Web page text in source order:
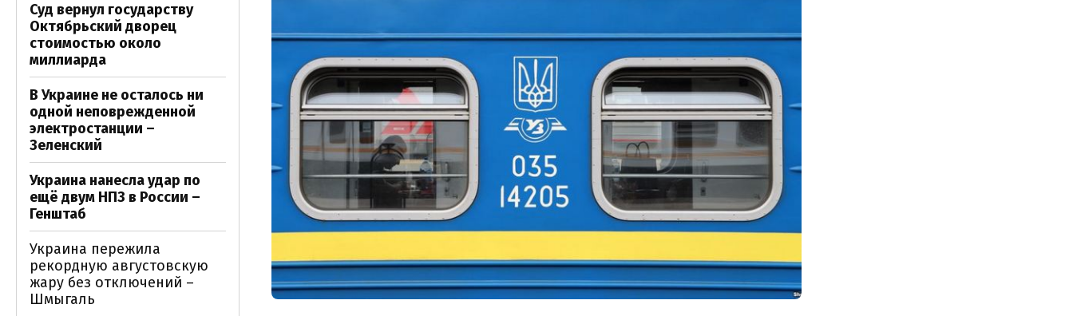
Суд вернул государству
Октябрьский дворец
стоимостью около
миллиарда
В Украине не осталось ни
одной неповрежденной
электростанции –
Зеленский
Украина нанесла удар по
ещё двум НПЗ в России –
Генштаб
Украина пережила
рекордную августовскую
жару без отключений –
Шмыгаль